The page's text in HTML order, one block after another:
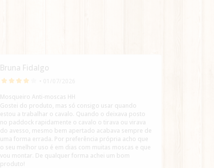
Bruna Fidalgo
Mosqueiro Anti-moscas HH
Gostei do produto, mas só consigo usar quando
estou a trabalhar o cavalo. Quando o deixava posto
no paddock rapidamente o cavalo o tirava ou virava
do avesso, mesmo bem apertado acabava sempre de
uma forma errada. Por preferência própria acho que
o seu melhor uso é em dias com muitas moscas e que
vou montar. De qualquer forma achei um bom
produto!